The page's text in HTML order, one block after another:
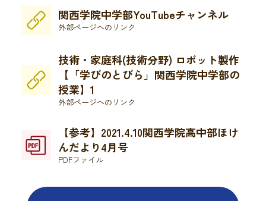
関西学院中学部YouTubeチャンネル
外部ページへのリンク
技術・家庭科(技術分野) ロボット製作
【「学びのとびら」関西学院中学部の
授業】1
外部ページへのリンク
【参考】2021.4.10関西学院高中部ほけ
んだより4月号
PDFファイル